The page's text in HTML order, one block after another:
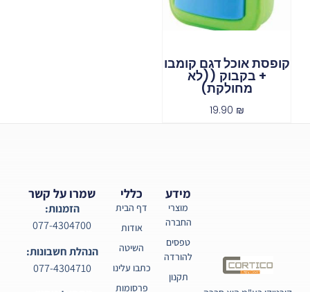
קופסת אוכל דגם קומבו
+ בקבוק ((לא
מחולקת)
19.90 ₪
כללי
דף הבית
אודות
השיטה
כתבו עלינו
פרסומות
מידע
מוצרי
החברה
טפסים
להורדה
תקנון
שמרו על קשר
הזמנות:
077-4304700
הנהלת חשבונות:
077-4304710